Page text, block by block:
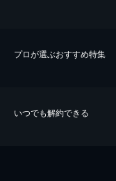
プロが選ぶおすすめ特集
いつでも解約できる